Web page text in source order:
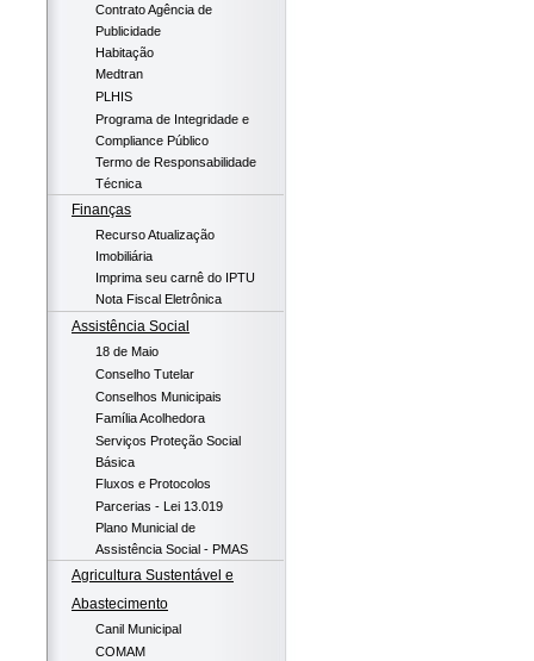
Contrato Agência de
Publicidade
Habitação
Medtran
PLHIS
Programa de Integridade e
Compliance Público
Termo de Responsabilidade
Técnica
Finanças
Recurso Atualização
Imobiliária
Imprima seu carnê do IPTU
Nota Fiscal Eletrônica
Assistência Social
18 de Maio
Conselho Tutelar
Conselhos Municipais
Família Acolhedora
Serviços Proteção Social
Básica
Fluxos e Protocolos
Parcerias - Lei 13.019
Plano Municial de
Assistência Social - PMAS
Agricultura Sustentável e
Abastecimento
Canil Municipal
COMAM